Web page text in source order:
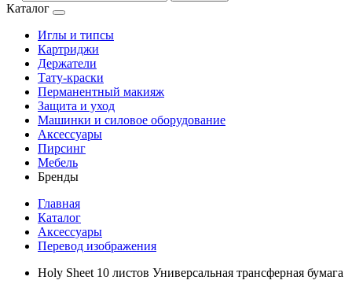
Каталог
Иглы и типсы
Картриджи
Держатели
Тату-краски
Перманентный макияж
Защита и уход
Машинки и силовое оборудование
Аксессуары
Пирсинг
Мебель
Бренды
Главная
Каталог
Аксессуары
Перевод изображения
Holy Sheet 10 листов Универсальная трансферная бумага